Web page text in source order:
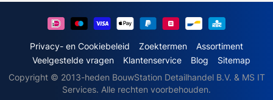
o
Privacy- en Cookiebeleid Zoektermen
Assortiment
Veelgestelde vragen
Klantenservice Blog
Sitemap
Copyright © 2013-heden BouwStation Detailhandel B.V. & MS IT
Services. Alle rechten voorbehouden.